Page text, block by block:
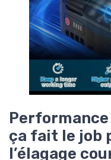
Performance
ça fait le job
l’élagage